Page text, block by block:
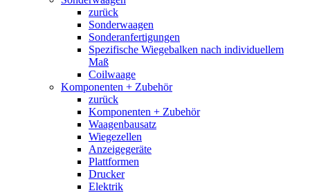
zurück
Sonderwaagen
Sonderanfertigungen
Spezifische Wiegebalken nach individuellem
Maß
Coilwaage
Komponenten + Zubehör
zurück
Komponenten + Zubehör
Waagenbausatz
Wiegezellen
Anzeigegeräte
Plattformen
Drucker
Elektrik